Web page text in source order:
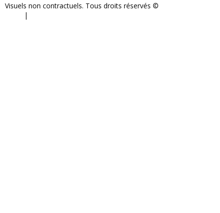
Visuels non contractuels. Tous droits réservés ©
|